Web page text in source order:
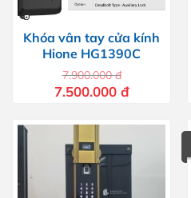
Khóa vân tay cửa kính
Hione HG1390C
7.900.000đ
Giá
gốc
7.500.000 đGiá
hiện
7.500.000 đ.